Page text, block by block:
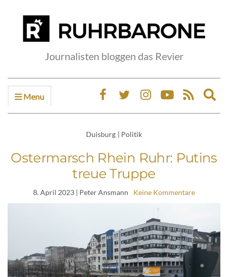
Journalisten bloggen das Revier
Menu
Duisburg | Politik
Ostermarsch Rhein Ruhr: Putins
treue Truppe
8. April 2023 | Peter Ansmann Keine Kommentare